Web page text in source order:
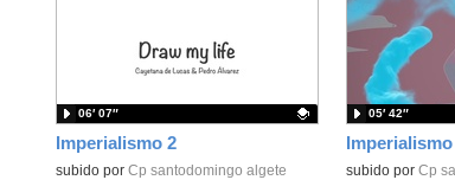
Imperialismo 2
Contenido educativo.
subido por Cp santodomingo algete
06′ 07″
Imperialismo
Contenido
subido por Cp
05′ 42″